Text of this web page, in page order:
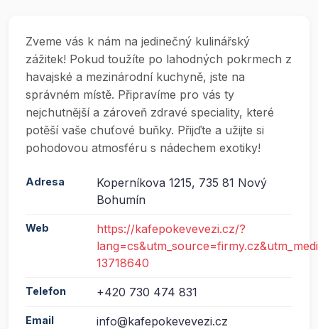
Zveme vás k nám na jedinečný kulinářský
zážitek! Pokud toužíte po lahodných pokrmech z
havajské a mezinárodní kuchyně, jste na
správném místě. Připravíme pro vás ty
nejchutnější a zároveň zdravé speciality, které
potěší vaše chuťové buňky. Přijďte a užijte si
pohodovou atmosféru s nádechem exotiky!
Adresa
Koperníkova 1215, 735 81 Nový
Bohumín
Web
https://kafepokevevezi.cz/?
13718640
Telefon +420 730 474 831
Email info@kafepokevevezi.cz